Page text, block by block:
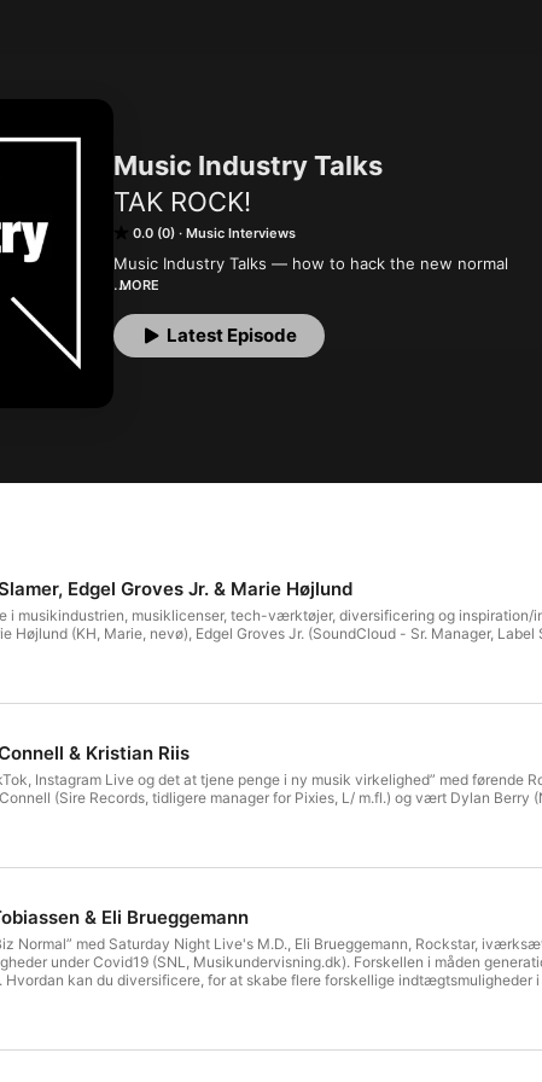
Music Industry Talks
TAK ROCK!
0.0 (0) Music Interviews
Music Industry Talks — how to hack the new normal
profession. Tak Rock og Royal Beer vil gerne være med
inspiration, musikere og musikindustri imellem. Dette
MORE
Latest Episode
Edgel Groves Jr. & Marie Højlund
i musikindustrien, musiklicenser, tech-værktøjer, diversificering og inspiration/
Højlund (KH, Marie, nevø), Edgel Groves Jr. (SoundCloud - Sr. Manager,
& Kristian Riis
Instagram Live og det at tjene penge i ny musik virkelighed” med
(Sire Records, tidligere manager for Pixies, L/ m.fl.) og vært Dylan Berry
& Eli Brueggemann
Normal” med Saturday Night Live's M.D., Eli Brueggemann, Rockstar,
under Covid19 (SNL, Musikundervisning.dk). Forskellen i måden generationer
Hvordan kan du diversificere, for at skabe flere forskellige indtægtsmuligheder
pladeselskaber inklusive Sony Music og Crunchy Frog. Arbejder i
and Lyrics - 2018.